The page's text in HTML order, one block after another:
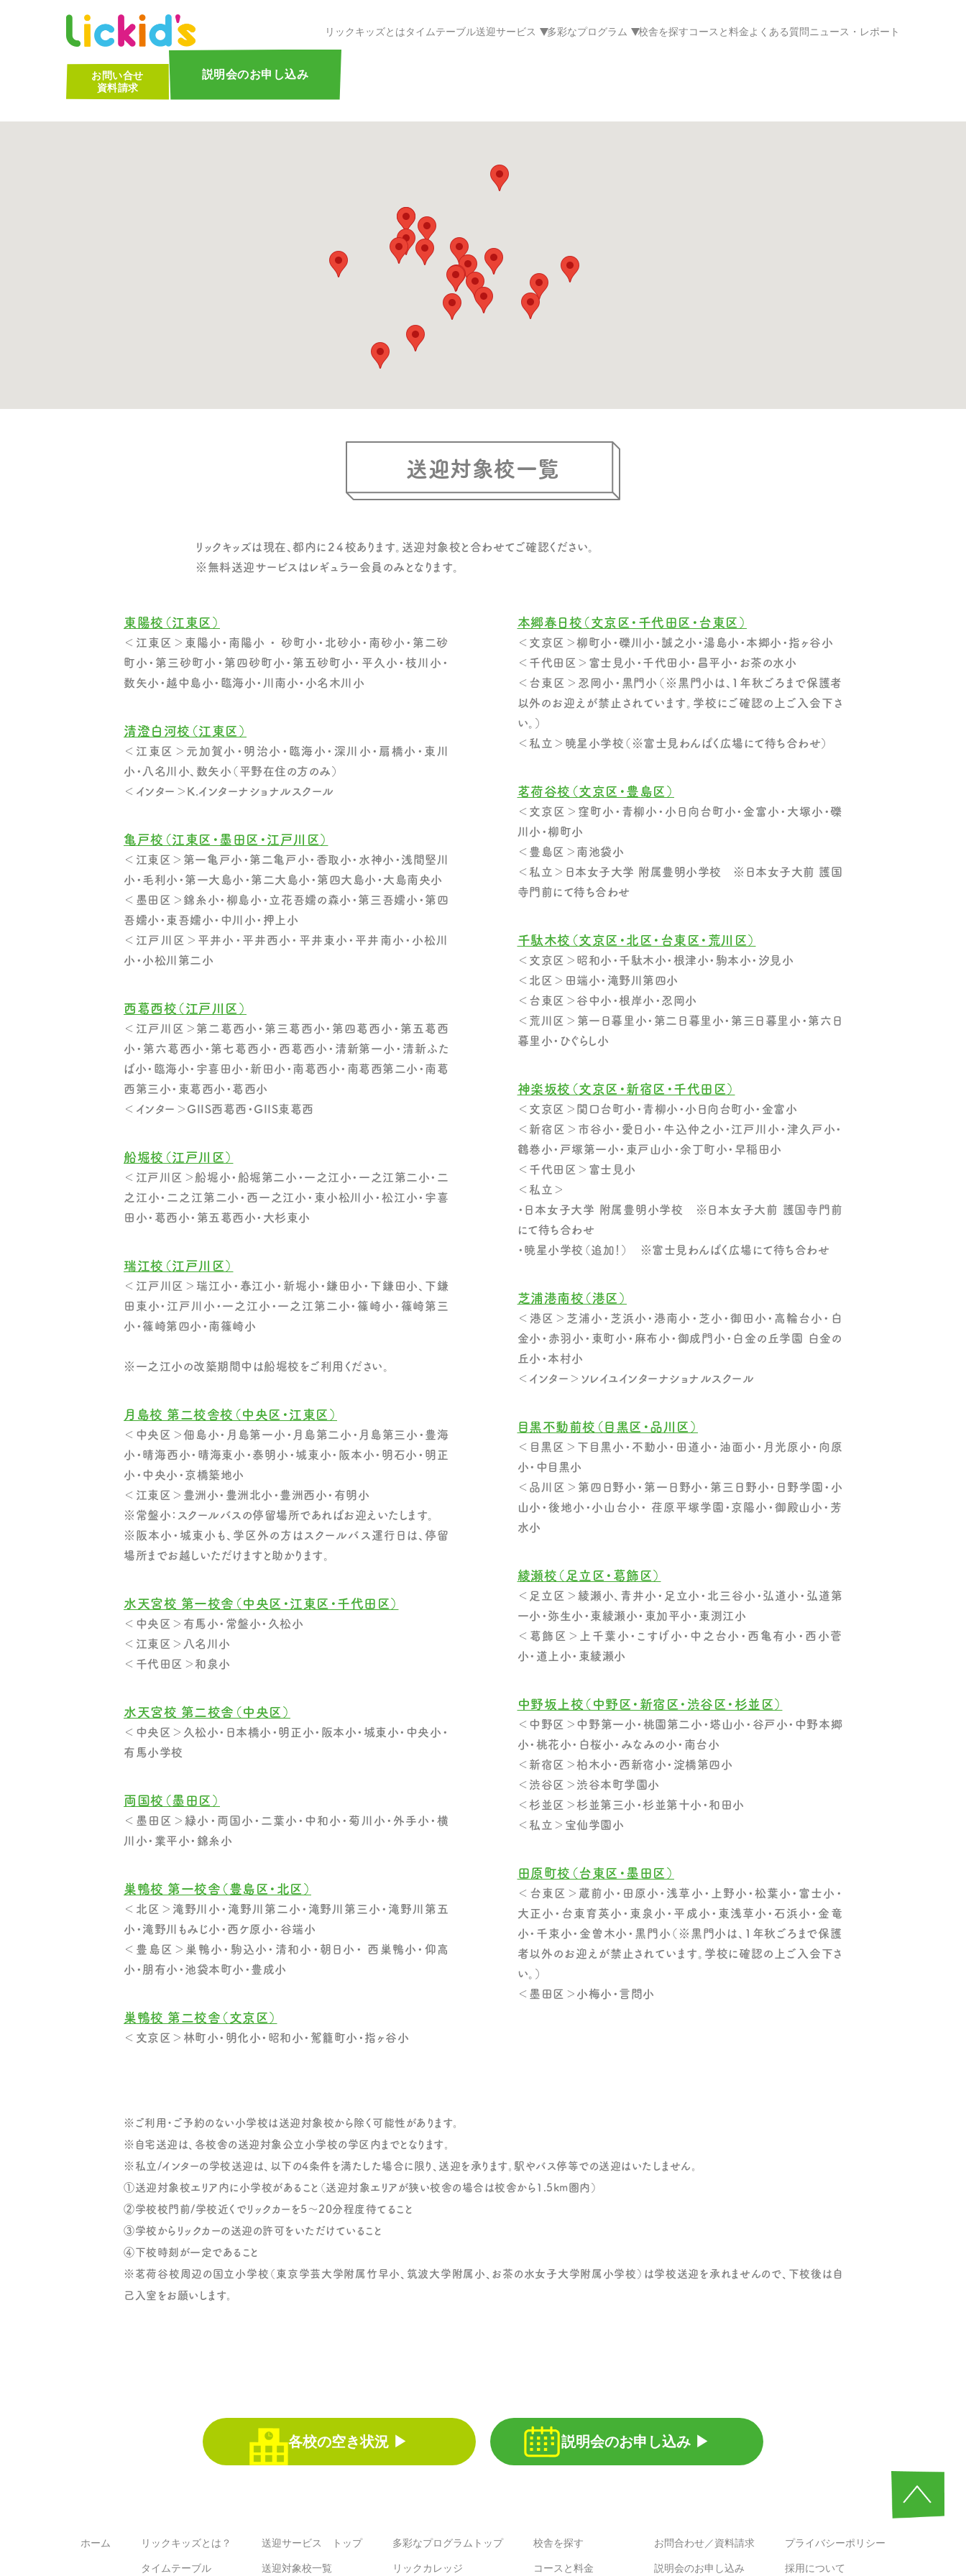
リックキッズとはタイムテーブル送迎サービス 多彩なプログラム 校舎を探すコースと料金よくある質問 ニュース・レポート
お問い合せ
資料請求
説明会のお申し込み
送迎対象校一覧
リックキッズは現在、都内に２４校あります。送迎対象校と合わせてご確認ください。
※無料送迎サービスはレギュラー会員のみとなります。
東陽校（江東区）
＜江東区＞東陽小・南陽小 ・ 砂町小・北砂小・南砂小・第二砂
町小・第三砂町小・第四砂町小・第五砂町小・平久小・枝川小・
数矢小・越中島小・臨海小・川南小・小名木川小
清澄白河校（江東区）
＜江東区＞元加賀小・明治小・臨海小・深川小・扇橋小・東川
小・八名川小、数矢小（平野在住の方のみ）
＜インター＞K.インターナショナルスクール
亀戸校（江東区・墨田区・江戸川区）
＜江東区＞第一亀戸小・第二亀戸小・香取小・水神小・浅間堅川
小・毛利小・第一大島小・第二大島小・第四大島小・大島南央小
＜墨田区＞錦糸小・柳島小・立花吾嬬の森小・第三吾嬬小・第四
吾嬬小・東吾嬬小・中川小・押上小
＜江戸川区＞平井小・平井西小・平井東小・平井南小・小松川
小・小松川第二小
西葛西校（江戸川区）
＜江戸川区＞第二葛西小・第三葛西小・第四葛西小・第五葛西
小・第六葛西小・第七葛西小・西葛西小・清新第一小・清新ふた
ば小・臨海小・宇喜田小・新田小・南葛西小・南葛西第二小・南葛
西第三小・東葛西小・葛西小
＜インター＞GIIS西葛西・GIIS東葛西
船堀校（江戸川区）
＜江戸川区＞船堀小・船堀第二小・一之江小・一之江第二小・二
之江小・二之江第二小・西一之江小・東小松川小・松江小・宇喜
田小・葛西小・第五葛西小・大杉東小
瑞江校（江戸川区）
＜江戸川区＞瑞江小・春江小・新堀小・鎌田小・下鎌田小、下鎌
田東小・江戸川小・一之江小・一之江第二小・篠崎小・篠崎第三
小・篠崎第四小・南篠崎小
※一之江小の改築期間中は船堀校をご利用ください。
月島校 第二校舎校（中央区・江東区）
＜中央区＞佃島小・月島第一小・月島第二小・月島第三小・豊海
小・晴海西小・晴海東小・泰明小・城東小・阪本小・明石小・明正
小・中央小・京橋築地小
＜江東区＞豊洲小・豊洲北小・豊洲西小・有明小
※常盤小：スクールバスの停留場所であればお迎えいたします。
※阪本小・城東小も、学区外の方はスクールバス運行日は、停留
場所までお越しいただけますと助かります。
水天宮校 第一校舎（中央区・江東区・千代田区）
＜中央区＞有馬小・常盤小・久松小
＜江東区＞八名川小
＜千代田区＞和泉小
水天宮校 第二校舎（中央区）
＜中央区＞久松小・日本橋小・明正小・阪本小・城東小・中央小・
有馬小学校
両国校（墨田区）
＜墨田区＞緑小・両国小・二葉小・中和小・菊川小・外手小・横
川小・業平小・錦糸小
巣鴨校 第一校舎（豊島区・北区）
＜北区＞滝野川小・滝野川第二小・滝野川第三小・滝野川第五
小・滝野川もみじ小・西ケ原小・谷端小
＜豊島区＞巣鴨小・駒込小・清和小・朝日小・ 西巣鴨小・仰高
小・朋有小・池袋本町小・豊成小
巣鴨校 第二校舎（文京区）
＜文京区＞林町小・明化小・昭和小・駕籠町小・指ヶ谷小
本郷春日校（文京区・千代田区・台東区）
＜文京区＞柳町小・礫川小・誠之小・湯島小・本郷小・指ヶ谷小
＜千代田区＞富士見小・千代田小・昌平小・お茶の水小
＜台東区＞忍岡小・黒門小（※黒門小は、1年秋ごろまで保護者
以外のお迎えが禁止されています。学校にご確認の上ご入会下さ
い。）
＜私立＞暁星小学校（※富士見わんぱく広場にて待ち合わせ）
茗荷谷校（文京区・豊島区）
＜文京区＞窪町小・青柳小・小日向台町小・金富小・大塚小・礫
川小・柳町小
＜豊島区＞南池袋小
＜私立＞日本女子大学 附属豊明小学校 ※日本女子大前 護国
寺門前にて待ち合わせ
千駄木校（文京区・北区・台東区・荒川区）
＜文京区＞昭和小・千駄木小・根津小・駒本小・汐見小
＜北区＞田端小・滝野川第四小
＜台東区＞谷中小・根岸小・忍岡小
＜荒川区＞第一日暮里小・第二日暮里小・第三日暮里小・第六日
暮里小・ひぐらし小
神楽坂校（文京区・新宿区・千代田区）
＜文京区＞関口台町小・青柳小・小日向台町小・金富小
＜新宿区＞市谷小・愛日小・牛込仲之小・江戸川小・津久戸小・
鶴巻小・戸塚第一小・東戸山小・余丁町小・早稲田小
＜千代田区＞富士見小
＜私立＞
・日本女子大学 附属豊明小学校 ※日本女子大前 護国寺門前
にて待ち合わせ
・暁星小学校（追加！） ※富士見わんぱく広場にて待ち合わせ
芝浦港南校（港区）
＜港区＞芝浦小・芝浜小・港南小・芝小・御田小・高輪台小・白
金小・赤羽小・東町小・麻布小・御成門小・白金の丘学園 白金の
丘小・本村小
＜インター＞ソレイユインターナショナルスクール
目黒不動前校（目黒区・品川区）
＜目黒区＞下目黒小・不動小・田道小・油面小・月光原小・向原
小・中目黒小
＜品川区＞第四日野小・第一日野小・第三日野小・日野学園・小
山小・後地小・小山台小・ 荏原平塚学園・京陽小・御殿山小・芳
水小
綾瀬校（足立区・葛飾区）
＜足立区＞綾瀬小、青井小・足立小・北三谷小・弘道小・弘道第
一小・弥生小・東綾瀬小・東加平小・東渕江小
＜葛飾区＞上千葉小・こすげ小・中之台小・西亀有小・西小菅
小・道上小・東綾瀬小
中野坂上校（中野区・新宿区・渋谷区・杉並区）
＜中野区＞中野第一小・桃園第二小・塔山小・谷戸小・中野本郷
小・桃花小・白桜小・みなみの小・南台小
＜新宿区＞柏木小・西新宿小・淀橋第四小
＜渋谷区＞渋谷本町学園小
＜杉並区＞杉並第三小・杉並第十小・和田小
＜私立＞宝仙学園小
田原町校（台東区・墨田区）
＜台東区＞蔵前小・田原小・浅草小・上野小・松葉小・富士小・
大正小・台東育英小・東泉小・平成小・東浅草小・石浜小・金竜
小・千束小・金曽木小・黒門小（※黒門小は、1年秋ごろまで保護
者以外のお迎えが禁止されています。学校に確認の上ご入会下さ
い。）
＜墨田区＞小梅小・言問小
※ご利用・ご予約のない小学校は送迎対象校から除く可能性があります。
※自宅送迎は、各校舎の送迎対象公立小学校の学区内までとなります。
※私立/インターの学校送迎は、以下の4条件を満たした場合に限り、送迎を承ります。駅やバス停等での送迎はいたしません。
①送迎対象校エリア内に小学校があること（送迎対象エリアが狭い校舎の場合は校舎から1.5km圏内）
②学校校門前/学校近くでリックカーを5〜20分程度待てること
③学校からリックカーの送迎の許可をいただけていること
④下校時刻が一定であること
※茗荷谷校周辺の国立小学校（東京学芸大学附属竹早小、筑波大学附属小、お茶の水女子大学附属小学校）は学校送迎を承れませんので、下校後は自
己入室をお願いします。
各校の空き状況 ▶︎︎ 説明会のお申し込み ▶︎︎
ホーム リックキッズとは？
タイムテーブル
送迎サービス トップ
送迎対象校一覧
多彩なプログラムトップ
リックカレッジ
校舎を探す
コースと料金
お問合わせ／資料請求
説明会のお申し込み
プライバシーポリシー
採用について